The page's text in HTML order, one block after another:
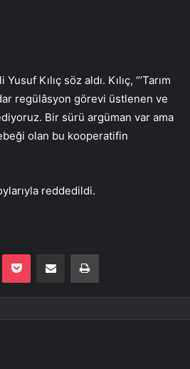
Kılıç söz aldı. Kılıç, “’Tarım
regülâsyon görevi üstlenen ve
Bir sürü argüman var ama
olan bu kooperatifin
reddedildi.
Pocket E-Posta ile paylaş Yazdır